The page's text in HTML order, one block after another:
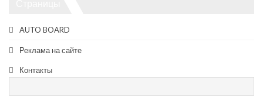
AUTO BOARD
Реклама на сайте
Контакты